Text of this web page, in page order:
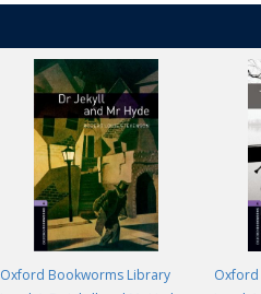
Oxford Bookworms Library